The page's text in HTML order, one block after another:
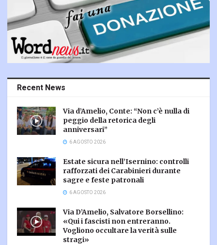
Recent News
Via d’Amelio, Conte: “Non c’è nulla di
peggio della retorica degli
anniversari”
6 AGOSTO 2026
Estate sicura nell’Isernino: controlli
rafforzati dei Carabinieri durante
sagre e feste patronali
6 AGOSTO 2026
Via D’Amelio, Salvatore Borsellino:
«Qui i fascisti non entreranno.
Vogliono occultare la verità sulle
stragi»